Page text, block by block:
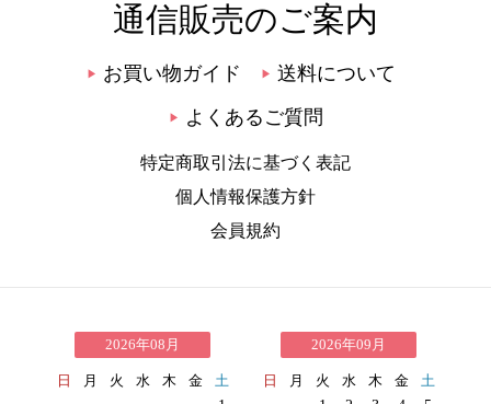
通信販売のご案内
▶ お買い物ガイド ▶ 送料について
▶ よくあるご質問
特定商取引法に基づく表記
個人情報保護方針
会員規約
2026年08月
日 月 火 水 木 金
土
2026年09月
日 月 火 水 木 金
土